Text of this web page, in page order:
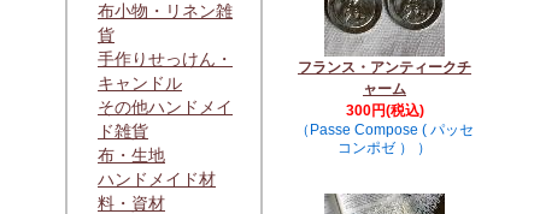
布小物・リネン雑
貨
手作りせっけん・
キャンドル
その他ハンドメイ
ド雑貨
布・生地
ハンドメイド材
料・資材
フランス・アンティークチ
ャーム
300円(税込)
（Passe Compose ( パッセ
コンポゼ ） ）